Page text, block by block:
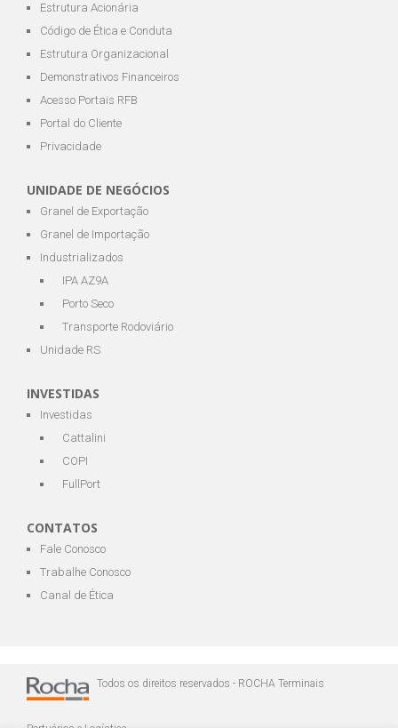
Estrutura Acionária
Código de Ética e Conduta
Estrutura Organizacional
Demonstrativos Financeiros
Acesso Portais RFB
Portal do Cliente
Privacidade
UNIDADE DE NEGÓCIOS
Granel de Exportação
Granel de Importação
Industrializados
IPA AZ9A
Porto Seco
Transporte Rodoviário
Unidade RS
INVESTIDAS
Investidas
Cattalini
COPI
FullPort
CONTATOS
Fale Conosco
Trabalhe Conosco
Canal de Ética
Todos os direitos reservados - ROCHA Terminais